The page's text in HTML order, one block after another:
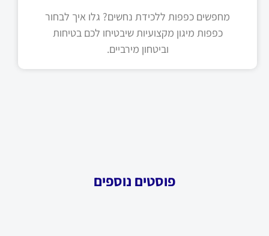
מחפשים כפפות ללכידת נחשים? גלו איך לבחור
כפפות מיגון מקצועיות שיבטיחו לכם בטיחות
וביטחון מירביים.
פוסטים נוספים